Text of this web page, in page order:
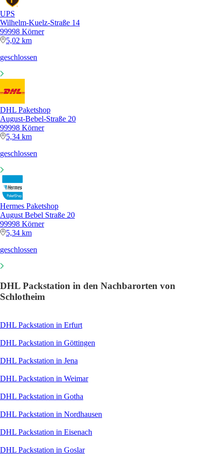
UPS
Wilhelm-Kuelz-Straße 14
99998 Körner
5,02 km
geschlossen
DHL Paketshop
August-Bebel-Straße 20
99998 Körner
5,34 km
geschlossen
Hermes Paketshop
August Bebel Straße 20
99998 Körner
5,34 km
geschlossen
DHL Packstation in den Nachbarorten von
Schlotheim
DHL Packstation in Erfurt
DHL Packstation in Göttingen
DHL Packstation in Jena
DHL Packstation in Weimar
DHL Packstation in Gotha
DHL Packstation in Nordhausen
DHL Packstation in Eisenach
DHL Packstation in Goslar